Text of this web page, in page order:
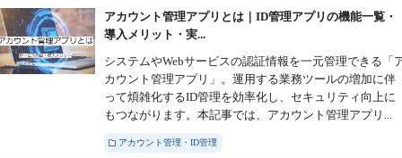
アカウント管理アプリとは｜ID管理アプリの機能一覧・
導入メリット・実...
システムやWebサービスの認証情報を一元管理できる「
カウント管理アプリ」。運用する業務ツールの増加に伴
って煩雑化するID管理を効率化し、セキュリティ向上に
もつながります。本記事では、アカウント管理アプリ...
アカウント管理・ID管理